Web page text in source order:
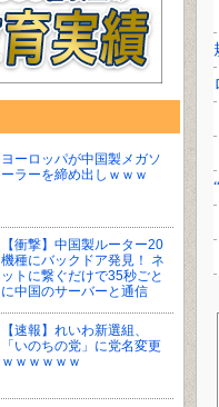
ヨーロッパが中国製メガソ
ーラーを締め出しｗｗｗ
【衝撃】中国製ルーター20
機種にバックドア発見！ ネ
ットに繋ぐだけで35秒ごと
に中国のサーバーと通信
【速報】れいわ新選組、
「いのちの党」に党名変更
ｗｗｗｗｗｗ